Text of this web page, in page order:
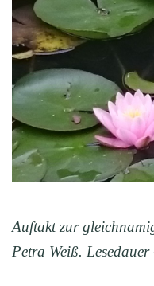
Auftakt zur
Petra Weiß.